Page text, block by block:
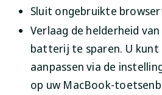
Sluit ongebruikte
Verlaag de helderheid
batterij te sparen. U kunt
aanpassen via de
op uw MacBook-